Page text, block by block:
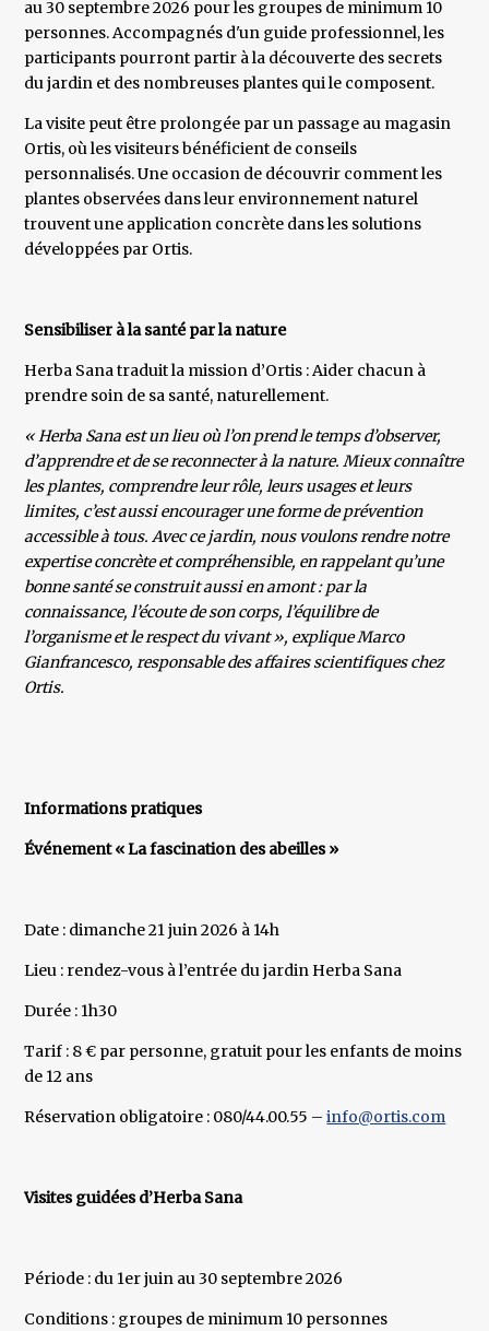
au 30 septembre 2026 pour les groupes de minimum 10
personnes. Accompagnés d'un guide professionnel, les
participants pourront partir à la découverte des secrets
du jardin et des nombreuses plantes qui le composent.
La visite peut être prolongée par un passage au magasin
Ortis, où les visiteurs bénéficient de conseils
personnalisés. Une occasion de découvrir comment les
plantes observées dans leur environnement naturel
trouvent une application concrète dans les solutions
développées par Ortis.
Sensibiliser à la santé par la nature
Herba Sana traduit la mission d’Ortis : Aider chacun à
prendre soin de sa santé, naturellement.
« Herba Sana est un lieu où l’on prend le temps d’observer,
d’apprendre et de se reconnecter à la nature. Mieux connaître
les plantes, comprendre leur rôle, leurs usages et leurs
limites, c’est aussi encourager une forme de prévention
accessible à tous. Avec ce jardin, nous voulons rendre notre
expertise concrète et compréhensible, en rappelant qu’une
bonne santé se construit aussi en amont : par la
connaissance, l’écoute de son corps, l’équilibre de
l’organisme et le respect du vivant », explique Marco
Gianfrancesco, responsable des affaires scientifiques chez
Ortis.
Informations pratiques
Événement « La fascination des abeilles »
Date : dimanche 21 juin 2026 à 14h
Lieu : rendez-vous à l’entrée du jardin Herba Sana
Durée : 1h30
Tarif : 8 € par personne, gratuit pour les enfants de moins
de 12 ans
Réservation obligatoire : 080/44.00.55 –info@ortis.com
Visites guidées d’Herba Sana
Période : du 1er juin au 30 septembre 2026
Conditions : groupes de minimum 10 personnes